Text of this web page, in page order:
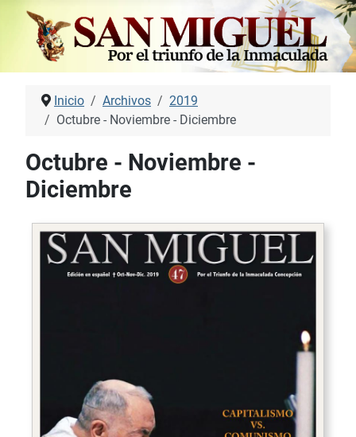
Inicio Archivos
2019
Octubre - Noviembre - Diciembre
Octubre - Noviembre -
Diciembre